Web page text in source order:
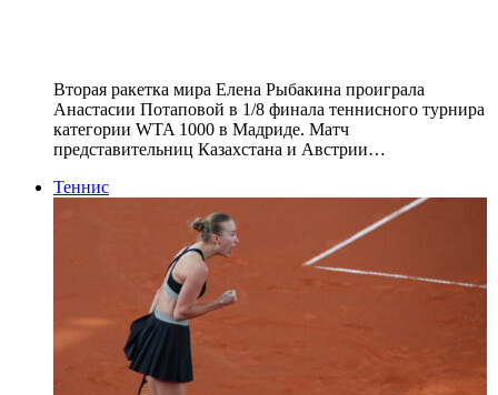
Вторая ракетка мира Елена Рыбакина проиграла
Анастасии Потаповой в 1/8 финала теннисного турнира
категории WTA 1000 в Мадриде. Матч
представительниц Казахстана и Австрии…
Теннис